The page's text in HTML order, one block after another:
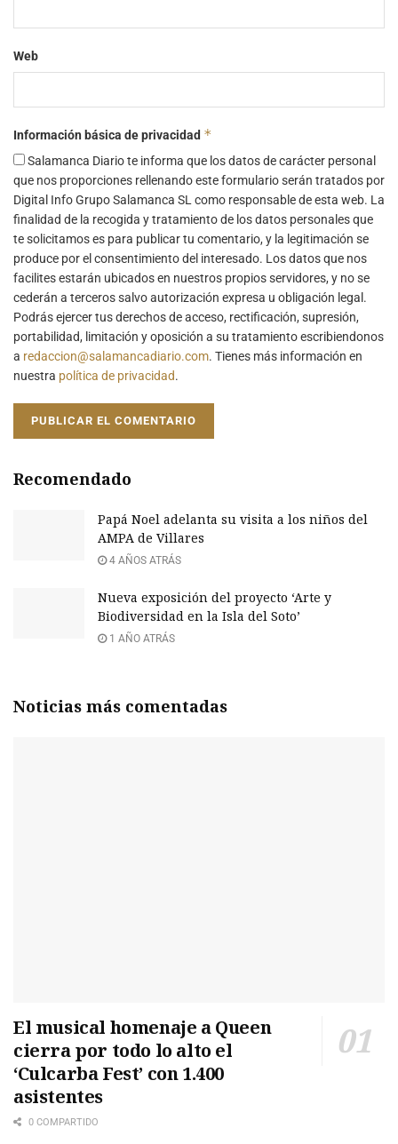
Web
Información básica de privacidad *
Salamanca Diario te informa que los datos de carácter personal
que nos proporciones rellenando este formulario serán tratados por
Digital Info Grupo Salamanca SL como responsable de esta web. La
finalidad de la recogida y tratamiento de los datos personales que
te solicitamos es para publicar tu comentario, y la legitimación se
produce por el consentimiento del interesado. Los datos que nos
facilites estarán ubicados en nuestros propios servidores, y no se
cederán a terceros salvo autorización expresa u obligación legal.
Podrás ejercer tus derechos de acceso, rectificación, supresión,
portabilidad, limitación y oposición a su tratamiento escribiendonos
a redaccion@salamancadiario.com. Tienes más información en
nuestra política de privacidad.
Recomendado
Papá Noel adelanta su visita a los niños del
AMPA de Villares
4 AÑOS ATRÁS
Nueva exposición del proyecto ‘Arte y
Biodiversidad en la Isla del Soto’
1 AÑO ATRÁS
Noticias más comentadas
El musical homenaje a Queen
cierra por todo lo alto el
‘Culcarba Fest’ con 1.400
asistentes
0 COMPARTIDO